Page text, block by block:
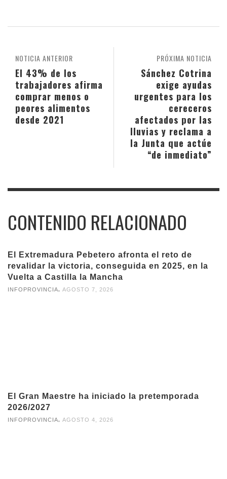
PRÓXIMA NOTICIA
Sánchez Cotrina
exige ayudas
urgentes para los
cereceros
afectados por las
lluvias y reclama a
la Junta que actúe
“de inmediato”
NOTICIA ANTERIOR
El 43% de los
trabajadores afirma
comprar menos o
peores alimentos
desde 2021
CONTENIDO RELACIONADO
El Extremadura Pebetero afronta el reto de
revalidar la victoria, conseguida en 2025, en la
Vuelta a Castilla la Mancha
INFOPROVINCIA AGOSTO 7, 2026
El Gran Maestre ha iniciado la pretemporada
2026/2027
INFOPROVINCIA AGOSTO 4, 2026